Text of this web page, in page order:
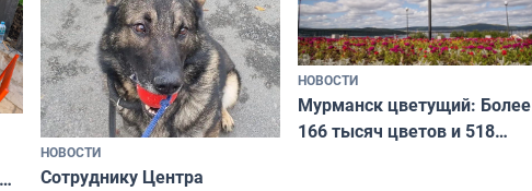
НОВОСТИ
Сотруднику Центра
НОВОСТИ
Мурманск цветущий: Более
166 тысяч цветов и 518